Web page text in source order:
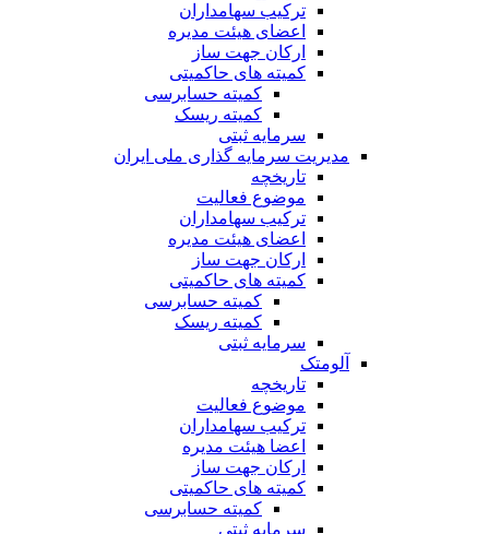
ترکیب سهامداران
اعضای هیئت مدیره
ارکان جهت ساز
کمیته های حاکمیتی
کمیته حسابرسی
کمیته ریسک
سرمایه ثبتی
مدیریت سرمایه گذاری ملی ایران
تاریخچه
موضوع فعالیت
ترکیب سهامداران
اعضای هیئت مدیره
ارکان جهت ساز
کمیته های حاکمیتی
کمیته حسابرسی
کمیته ریسک
سرمایه ثبتی
آلومتک
تاریخچه
موضوع فعالیت
ترکیب سهامداران
اعضا هیئت مدیره
ارکان جهت ساز
کمیته های حاکمیتی
کمیته حسابرسی
سرمایه ثبتی